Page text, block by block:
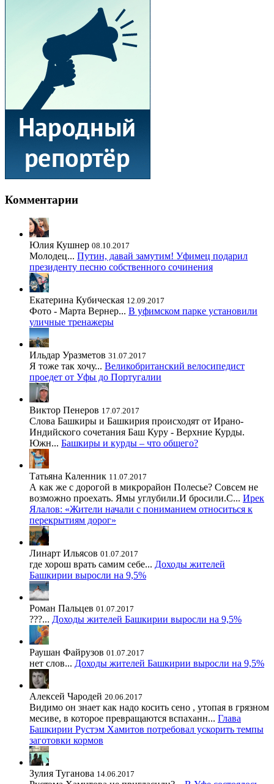
Комментарии
Юлия Кушнер 08.10.2017
Молодец... Путин, давай замутим! Уфимец подарил
президенту песню собственного сочинения
Екатерина Кубическая 12.09.2017
Фото - Марта Вернер... В уфимском парке установили
уличные тренажеры
Ильдар Уразметов 31.07.2017
Я тоже так хочу... Великобританский велосипедист
проедет от Уфы до Португалии
Виктор Пенеров 17.07.2017
Слова Башкиры и Башкирия происходят от Ирано-
Индийского сочетания Баш Куру - Верхние Курды.
Южн... Башкиры и курды – что общего?
Татьяна Каленник 11.07.2017
А как же с дорогой в микрорайон Полесье? Совсем не
возможно проехать. Ямы углубили.И бросили.С... Ирек
Ялалов: «Жители начали с пониманием относиться к
перекрытиям дорог»
Линарт Ильясов 01.07.2017
где хорош врать самим себе... Доходы жителей
Башкирии выросли на 9,5%
Роман Пальцев 01.07.2017
???... Доходы жителей Башкирии выросли на 9,5%
Раушан Файрузов 01.07.2017
нет слов... Доходы жителей Башкирии выросли на 9,5%
Алексей Чародей 20.06.2017
Видимо он знает как надо косить сено , утопая в грязном
месиве, в которое превращаются вспаханн... Глава
Башкирии Рустэм Хамитов потребовал ускорить темпы
заготовки кормов
Зулия Туганова 14.06.2017